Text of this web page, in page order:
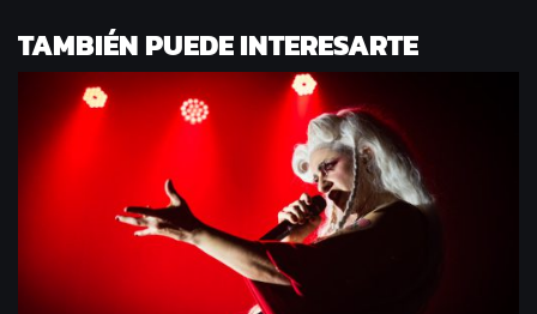
TAMBIÉN PUEDE INTERESARTE